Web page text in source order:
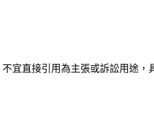
宜直接引用為主張或訴訟用途，